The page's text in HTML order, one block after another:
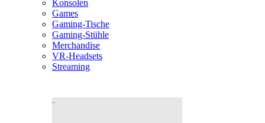
Konsolen
Games
Gaming-Tische
Gaming-Stühle
Merchandise
VR-Headsets
Streaming